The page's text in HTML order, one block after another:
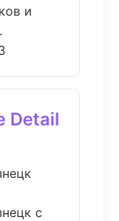
и
Detail
с